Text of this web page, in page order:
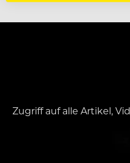
Zugriff auf alle Artikel,